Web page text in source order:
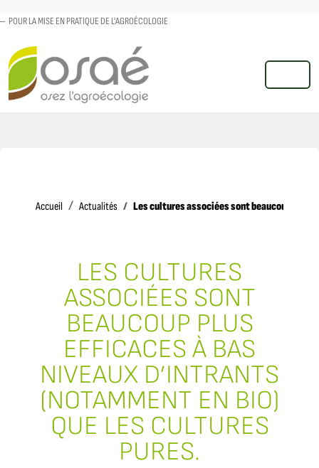
POUR LA MISE EN PRATIQUE DE L'AGROÉCOLOGIE
MENU
Accueil AccueilActualités Les cultures associées sont beaucoup plus
LES CULTURES
ASSOCIÉES SONT
BEAUCOUP PLUS
EFFICACES À BAS
NIVEAUX D’INTRANTS
(NOTAMMENT EN BIO)
QUE LES CULTURES
PURES.